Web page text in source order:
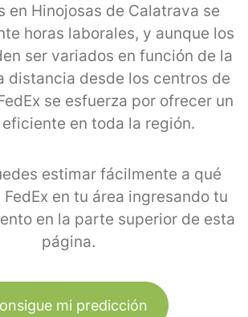
en Hinojosas de Calatrava se
horas laborales, y aunque los
ser variados en función de la
distancia desde los centros de
se esfuerza por ofrecer un
en toda la región.
estimar fácilmente a qué
en tu área ingresando tu
en la parte superior de esta
página.
mi predicción